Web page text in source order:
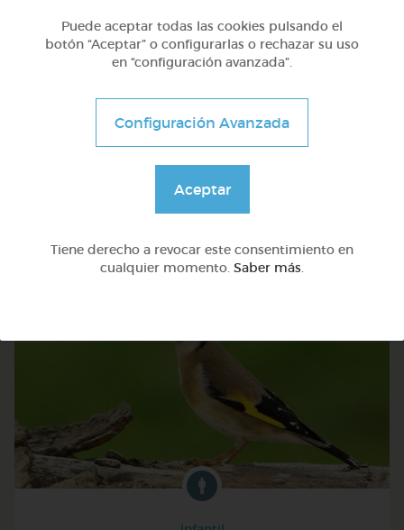
Infantil
Puede aceptar todas las cookies pulsando el
botón “Aceptar” o configurarlas o rechazar su uso
en “configuración avanzada”.
Configuración Avanzada
Aceptar
Tiene derecho a revocar este consentimiento en
cualquier momento. Saber más.